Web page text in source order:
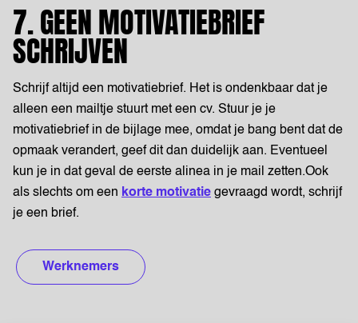
7. GEEN MOTIVATIEBRIEF
SCHRIJVEN
Schrijf altijd een motivatiebrief. Het is ondenkbaar dat je
alleen een mailtje stuurt met een cv. Stuur je je
motivatiebrief in de bijlage mee, omdat je bang bent dat de
opmaak verandert, geef dit dan duidelijk aan. Eventueel
kun je in dat geval de eerste alinea in je mail zetten.Ook
als slechts om een korte motivatie gevraagd wordt, schrijf
je een brief.
Werknemers